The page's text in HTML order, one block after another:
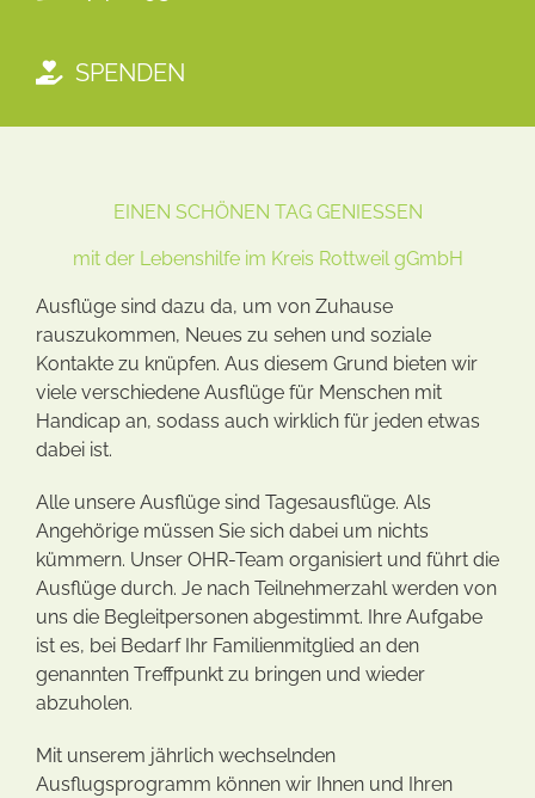
SPENDEN
EINEN SCHÖNEN TAG GENIESSEN
mit der Lebenshilfe im Kreis Rottweil gGmbH
Ausflüge sind dazu da, um von Zuhause
rauszukommen, Neues zu sehen und soziale
Kontakte zu knüpfen. Aus diesem Grund bieten wir
viele verschiedene Ausflüge für Menschen mit
Handicap an, sodass auch wirklich für jeden etwas
dabei ist.
Alle unsere Ausflüge sind Tagesausflüge. Als
Angehörige müssen Sie sich dabei um nichts
kümmern. Unser OHR-Team organisiert und führt die
Ausflüge durch. Je nach Teilnehmerzahl werden von
uns die Begleitpersonen abgestimmt. Ihre Aufgabe
ist es, bei Bedarf Ihr Familienmitglied an den
genannten Treffpunkt zu bringen und wieder
abzuholen.
Mit unserem jährlich wechselnden
Ausflugsprogramm können wir Ihnen und Ihren